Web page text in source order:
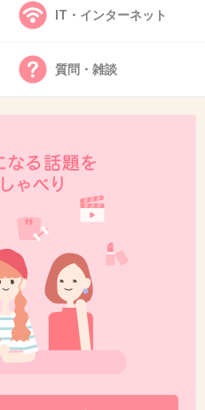
ね(笑)
+88
、騙されたと主張する
あ、図々しいね～
+32
IT・インターネット
質問・雑談